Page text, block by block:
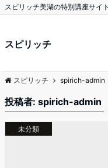
スピリッチ美湖の特別講座サイト
スピリッチ
スピリッチ spirich-admin
投稿者: spirich-admin
未分類